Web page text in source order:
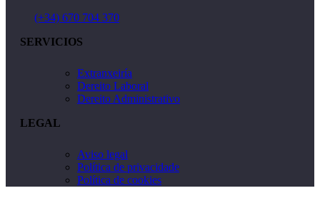
(+34) 670 704 370
SERVICIOS
Extranxeiría
Dereito Laboral
Dereito Administrativo
LEGAL
Aviso legal
Política de privacidade
Política de cookies